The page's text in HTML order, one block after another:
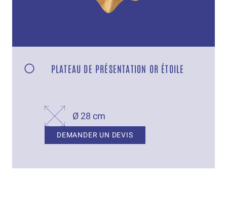
PLATEAU DE PRÉSENTATION OR ÉTOILE
Ø 28 cm
DEMANDER UN DEVIS